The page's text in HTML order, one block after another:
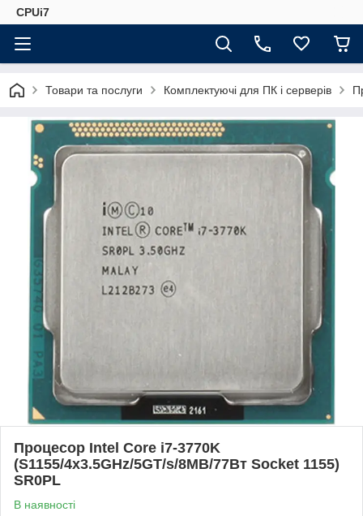
CPUi7
Товари та послуги Комплектуючі для ПК і серверів
Процесор Intel Core i7-3770K
(S1155/4x3.5GHz/5GT/s/8MB/77Вт Socket 1155)
SR0PL
В наявності